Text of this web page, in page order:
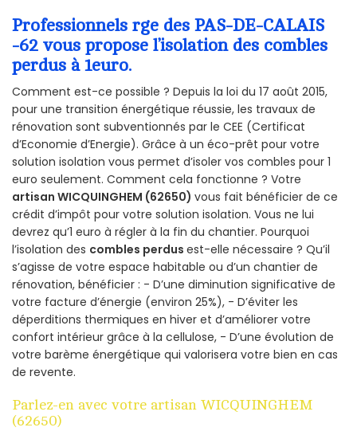
Professionnels rge des PAS-DE-CALAIS
-62 vous propose l’isolation des combles
perdus à 1euro.
Comment est-ce possible ? Depuis la loi du 17 août 2015,
pour une transition énergétique réussie, les travaux de
rénovation sont subventionnés par le CEE (Certificat
d’Economie d’Energie). Grâce à un éco-prêt pour votre
solution isolation vous permet d’isoler vos combles pour 1
euro seulement. Comment cela fonctionne ? Votre
artisan WICQUINGHEM (62650) vous fait bénéficier de ce
crédit d’impôt pour votre solution isolation. Vous ne lui
devrez qu’1 euro à régler à la fin du chantier. Pourquoi
l’isolation des combles perdus est-elle nécessaire ? Qu’il
s’agisse de votre espace habitable ou d’un chantier de
rénovation, bénéficier : - D’une diminution significative de
votre facture d’énergie (environ 25%), - D’éviter les
déperditions thermiques en hiver et d’améliorer votre
confort intérieur grâce à la cellulose, - D’une évolution de
votre barème énergétique qui valorisera votre bien en cas
de revente.
Parlez-en avec votre artisan WICQUINGHEM
(62650)